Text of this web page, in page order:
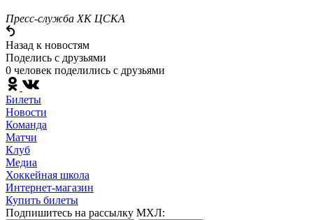
Пресс-служба ХК ЦСКА
Назад к новостям
Поделись c друзьями
0 человек поделились c друзьями
Билеты
Новости
Команда
Матчи
Клуб
Медиа
Хоккейная школа
Интернет-магазин
Купить билеты
Подпишитесь на рассылку МХЛ: